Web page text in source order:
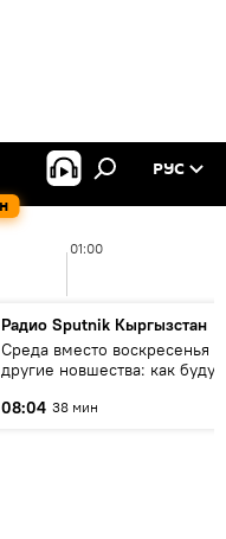
РУС
01:00
Радио Sputnik Кыргызстан
Среда вместо воскресенья и
другие новшества: как будут
08:04 38 мин